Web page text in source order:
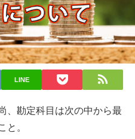
LINE
、勘定科目は次の中から最
と。